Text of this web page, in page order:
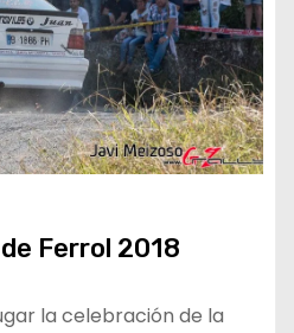
Ferrol 2018
la celebración de la